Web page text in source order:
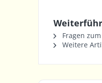
Fragen
Weitere